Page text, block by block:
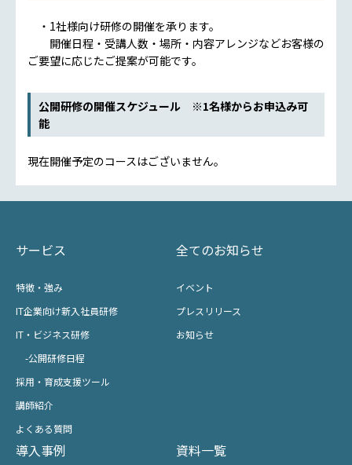
・1社様向け研修の開催を承ります。
開催日程・受講人数・場所・内容アレンジなどお客様の
ご要望に応じたご提案が可能です。
公開研修の開催スケジュール ※1名様からお申込み可
能
現在開催予定のコースはございません。
サービス
特徴・強み
IT企業向け新入社員研修
IT・ビジネス研修
-公開研修日程
採用・育成支援ツール
講師紹介
よくある質問
全てのお知らせ
イベント
プレスリリース
お知らせ
導入事例 資料一覧